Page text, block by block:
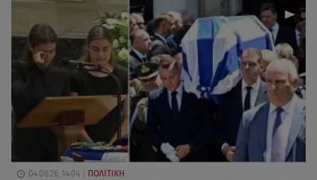
04.08.26, 14:04 ΠΟΛΙΤΙΚΗ